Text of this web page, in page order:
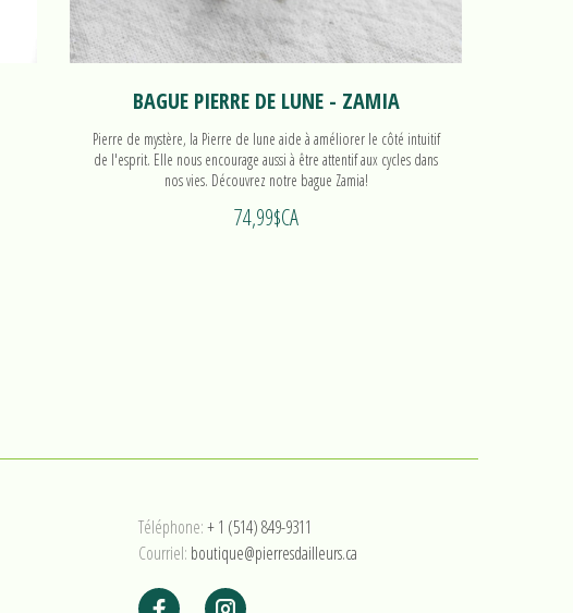
BAGUE PIERRE DE LUNE - ZAMIA
Pierre de mystère, la Pierre de lune aide à améliorer le côté intuitif
de l'esprit. Elle nous encourage aussi à être attentif aux cycles dans
nos vies. Découvrez notre bague Zamia!
74,99$CA
Téléphone:+ 1 (514) 849-9311
Courriel: boutique@pierresdailleurs.ca